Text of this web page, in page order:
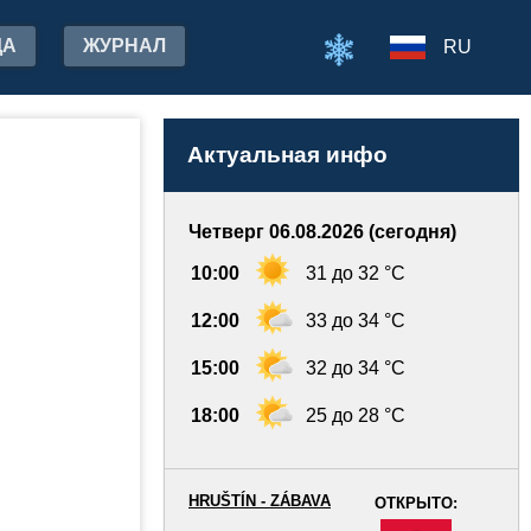
ЖУРНАЛ RU
Актуальная инфо
Четверг 06.08.2026 (сегодня)
10:00 31 до 32 °C
12:00 33 до 34 °C
15:00 32 до 34 °C
18:00 25 до 28 °C
ОТКРЫТО:
HRUŠTÍN - ZÁBAVA